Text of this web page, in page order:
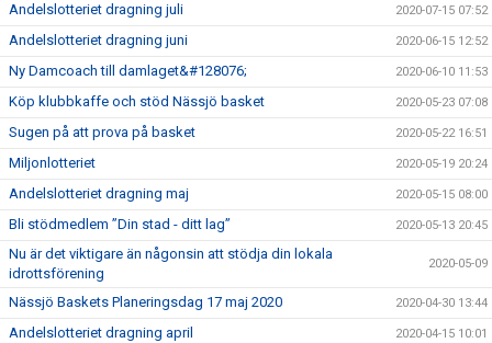
Andelslotteriet dragning juli 2020-07-15 07:52
Andelslotteriet dragning juni 2020-06-15 12:52
Ny Damcoach till damlaget&#128076; 2020-06-10 11:53
Köp klubbkaffe och stöd Nässjö basket 2020-05-23 07:08
Sugen på att prova på basket 2020-05-22 16:51
Miljonlotteriet 2020-05-19 20:24
Andelslotteriet dragning maj 2020-05-15 08:00
Bli stödmedlem ”Din stad - ditt lag” 2020-05-13 20:45
Nu är det viktigare än någonsin att stödja din lokala
idrottsförening
2020-05-09
Nässjö Baskets Planeringsdag 17 maj 2020 2020-04-30 13:44
Andelslotteriet dragning april 2020-04-15 10:01